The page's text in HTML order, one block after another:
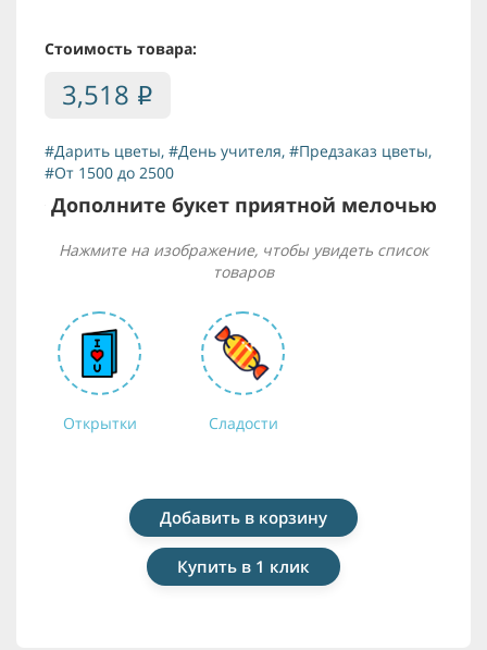
Стоимость товара:
3,518 i
#Дарить цветы, #День учителя, #Предзаказ цветы,
#От 1500 до 2500
Дополните букет приятной мелочью
Нажмите на изображение, чтобы увидеть список
товаров
Открытки Сладости
Добавить в корзину
Купить в 1 клик